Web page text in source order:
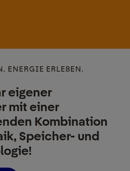
ENERGIE ERLEBEN.
eigener
mit einer
Kombination
Speicher- und